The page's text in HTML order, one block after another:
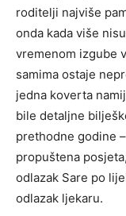
roditelji najviše
onda kada više
vremenom izgube
samima ostaje
jedna koverta
bile detaljne
prethodne godine
propuštena
odlazak Sare po
odlazak ljekaru.